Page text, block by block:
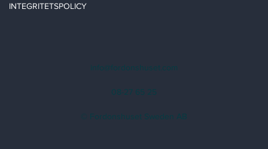
INTEGRITETSPOLICY
© Fordonshuset Sweden AB
08-27 65 25
info@fordonshuset.com